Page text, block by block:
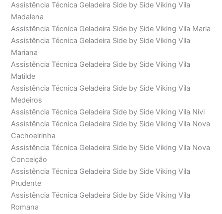
Assistência Técnica Geladeira Side by Side Viking Vila
Madalena
Assistência Técnica Geladeira Side by Side Viking Vila Maria
Assistência Técnica Geladeira Side by Side Viking Vila
Mariana
Assistência Técnica Geladeira Side by Side Viking Vila
Matilde
Assistência Técnica Geladeira Side by Side Viking Vila
Medeiros
Assistência Técnica Geladeira Side by Side Viking Vila Nivi
Assistência Técnica Geladeira Side by Side Viking Vila Nova
Cachoeirinha
Assistência Técnica Geladeira Side by Side Viking Vila Nova
Conceição
Assistência Técnica Geladeira Side by Side Viking Vila
Prudente
Assistência Técnica Geladeira Side by Side Viking Vila
Romana